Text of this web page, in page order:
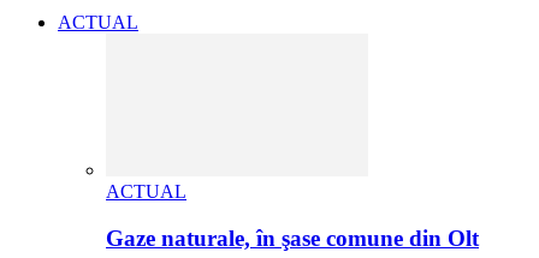
ACTUAL
ACTUAL
Gaze naturale, în şase comune din Olt